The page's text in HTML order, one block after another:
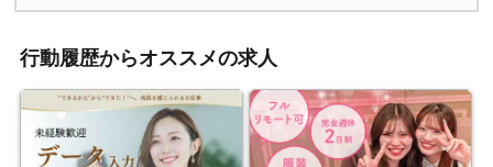
行動履歴からオススメの求人